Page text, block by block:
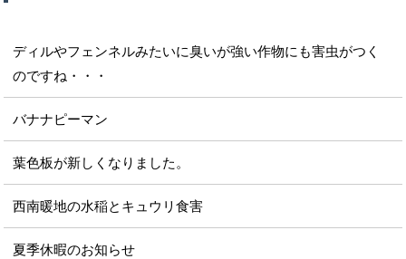
ディルやフェンネルみたいに臭いが強い作物にも害虫がつく
のですね・・・
バナナピーマン
葉色板が新しくなりました。
西南暖地の水稲とキュウリ食害
夏季休暇のお知らせ